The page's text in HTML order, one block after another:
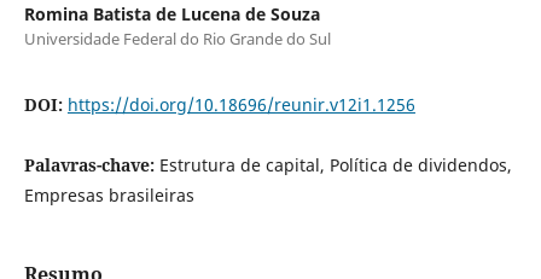
Romina Batista de Lucena de Souza
Universidade Federal do Rio Grande do Sul
DOI: https://doi.org/10.18696/reunir.v12i1.1256
Palavras-chave: Estrutura de capital, Política de dividendos,
Empresas brasileiras